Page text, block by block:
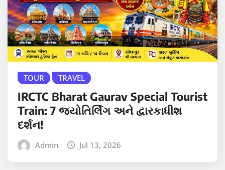
TOUR TRAVEL
IRCTC Bharat Gaurav Special Tourist
Train: 7 જ્યોતિર્લિંગ અને દ્વારકાધીશ
દર્શન!
Admin Jul 13, 2026